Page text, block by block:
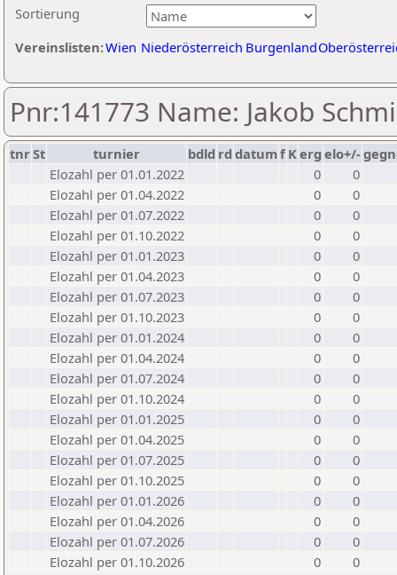
Sortierung
Vereinslisten:Wien Niederösterreich Burgenland
Pnr:141773 Name: Jakob
tnrSt turnier bdld rd datumf Kerg elo+/-
Elozahl per 01.01.2022
0
0
Elozahl per 01.04.2022
0
0
Elozahl per 01.07.2022
0
0
Elozahl per 01.10.2022
0
0
Elozahl per 01.01.2023
0
0
Elozahl per 01.04.2023
0
0
Elozahl per 01.07.2023
0
0
Elozahl per 01.10.2023
0
0
Elozahl per 01.01.2024
0
0
Elozahl per 01.04.2024
0
0
Elozahl per 01.07.2024
0
0
Elozahl per 01.10.2024
0
0
Elozahl per 01.01.2025
0
0
Elozahl per 01.04.2025
0
0
Elozahl per 01.07.2025
0
0
Elozahl per 01.10.2025
0
0
Elozahl per 01.01.2026
0
0
Elozahl per 01.04.2026
0
0
Elozahl per 01.07.2026
0
0
Elozahl per 01.10.2026
0 0